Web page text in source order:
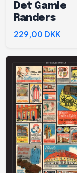
Det Gamle
Randers
229,00 DKK